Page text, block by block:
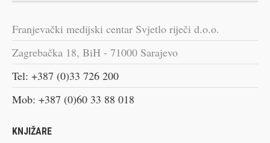
Franjevački medijski centar Svjetlo riječi d.o.o.
Zagrebačka 18, BiH - 71000 Sarajevo
Tel: +387 (0)33 726 200
Mob: +387 (0)60 33 88 018
KNJIŽARE